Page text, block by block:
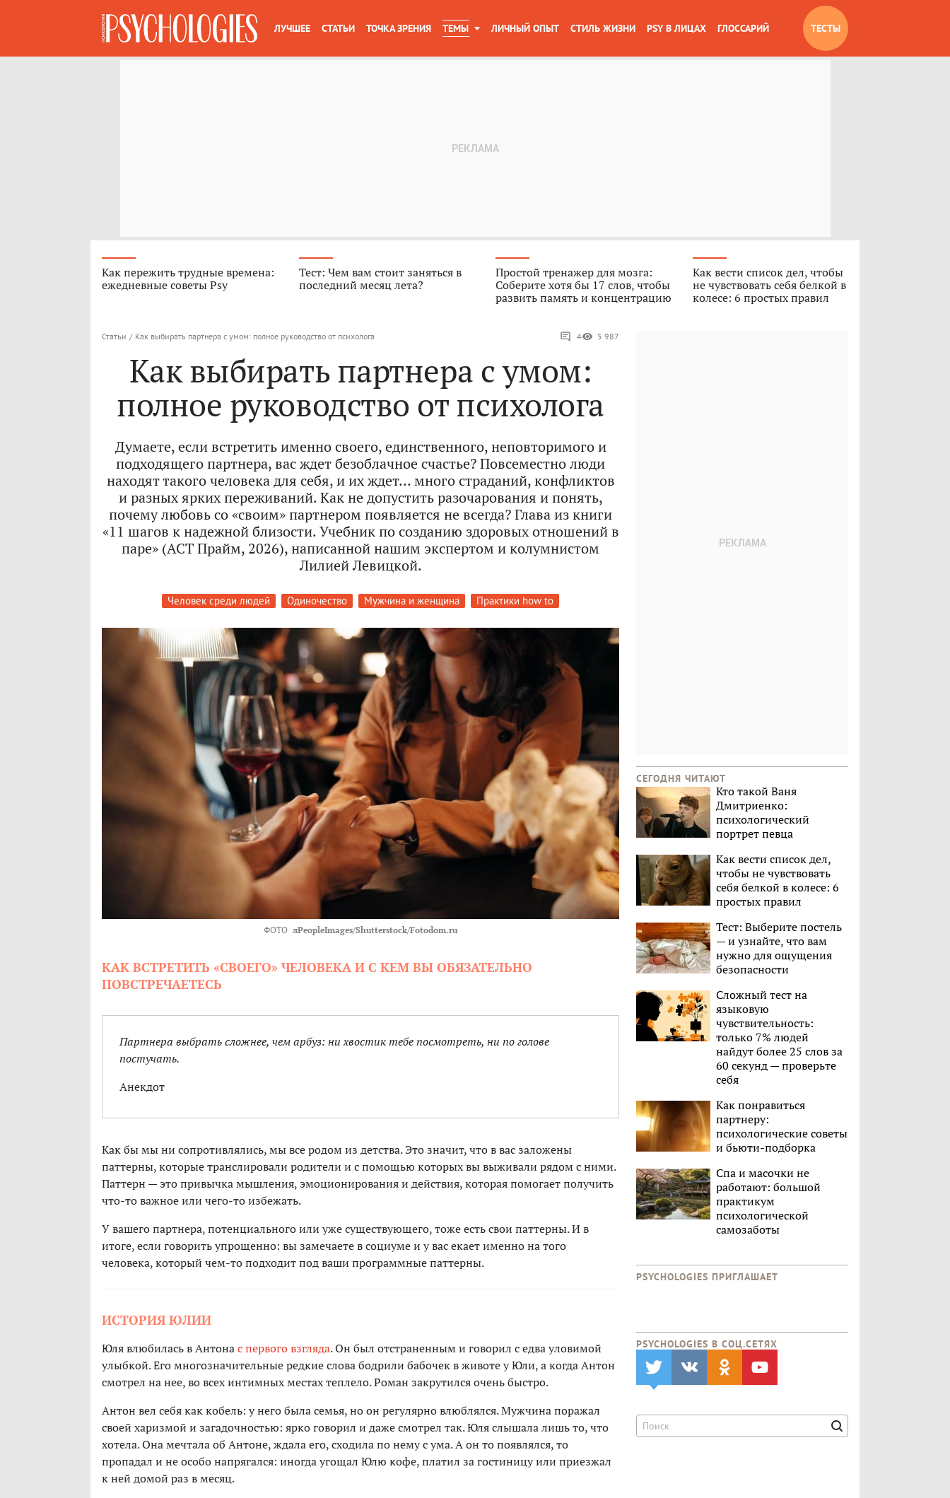
ЛУЧШЕЕ СТАТЬИ ТОЧКА ЗРЕНИЯ ТЕМЫ ЛИЧНЫЙ ОПЫТ СТИЛЬ ЖИЗНИ PSY В ЛИЦАХ ГЛОССАРИЙ ТЕСТЫ
Как пережить трудные времена:
ежедневные советы Psy
Тест: Чем вам стоит заняться в
последний месяц лета?
Простой тренажер для мозга:
Соберите хотя бы 17 слов, чтобы
развить память и концентрацию
Как вести список дел, чтобы
не чувствовать себя белкой в
колесе: 6 простых правил
Статьи / Как выбирать партнера с умом: полное руководство от психолога 4 5 987
Как выбирать партнера с умом:
полное руководство от психолога
Думаете, если встретить именно своего, единственного, неповторимого и
подходящего партнера, вас ждет безоблачное счастье? Повсеместно люди
находят такого человека для себя, и их ждет… много страданий, конфликтов
и разных ярких переживаний. Как не допустить разочарования и понять,
почему любовь со «своим» партнером появляется не всегда? Глава из книги
«11 шагов к надежной близости. Учебник по созданию здоровых отношений в
паре» (АСТ Прайм, 2026), написанной нашим экспертом и колумнистом
Лилией Левицкой.
Человек среди людей Одиночество Мужчина и женщина Практики how to
ФОТО лPeopleImages/Shutterstock/Fotodom.ru
КАК ВСТРЕТИТЬ «СВОЕГО» ЧЕЛОВЕКА И С КЕМ ВЫ ОБЯЗАТЕЛЬНО
ПОВСТРЕЧАЕТЕСЬ
Партнера выбрать сложнее, чем арбуз: ни хвостик тебе посмотреть, ни по голове
постучать.
Анекдот
Как бы мы ни сопротивлялись, мы все родом из детства. Это значит, что в вас заложены
паттерны, которые транслировали родители и с помощью которых вы выживали рядом с ними.
Паттерн — это привычка мышления, эмоционирования и действия, которая помогает получить
что-то важное или чего-то избежать.
У вашего партнера, потенциального или уже существующего, тоже есть свои паттерны. И в
итоге, если говорить упрощенно: вы замечаете в социуме и у вас екает именно на того
человека, который чем-то подходит под ваши программные паттерны.
ИСТОРИЯ ЮЛИИ
Юля влюбилась в Антонас первого взгляда. Он был отстраненным и говорил с едва уловимой
улыбкой. Его многозначительные редкие слова бодрили бабочек в животе у Юли, а когда Антон
смотрел на нее, во всех интимных местах теплело. Роман закрутился очень быстро.
Антон вел себя как кобель: у него была семья, но он регулярно влюблялся. Мужчина поражал
своей харизмой и загадочностью: ярко говорил и даже смотрел так. Юля слышала лишь то, что
хотела. Она мечтала об Антоне, ждала его, сходила по нему с ума. А он то появлялся, то
пропадал и не особо напрягался: иногда угощал Юлю кофе, платил за гостиницу или приезжал
к ней домой раз в месяц.
СЕГОДНЯ ЧИТАЮТ
Кто такой Ваня
Дмитриенко:
психологический
портрет певца
Как вести список дел,
чтобы не чувствовать
себя белкой в колесе: 6
простых правил
Тест: Выберите постель
— и узнайте, что вам
нужно для ощущения
безопасности
Сложный тест на
языковую
чувствительность:
только 7% людей
найдут более 25 слов за
60 секунд — проверьте
себя
Как понравиться
партнеру:
психологические советы
и бьюти-подборка
Спа и масочки не
работают: большой
практикум
психологической
самозаботы
PSYCHOLOGIES ПРИГЛАШАЕТ
PSYCHOLOGIES В CОЦ.СЕТЯХ